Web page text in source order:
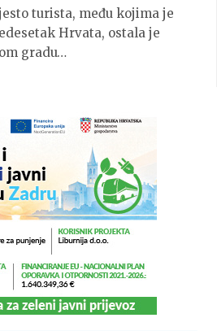
turista, među kojima je
Hrvata, ostala je
gradu…